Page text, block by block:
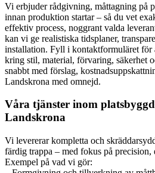
Vi erbjuder rådgivning, måttagning på
innan produktion startar – så du vet
effektiv process, noggrant valda
kan vi ge realistiska tidsplaner,
installation. Fyll i kontaktformuläret för
kring stil, material, förvaring, säkerhet
snabbt med förslag,
Landskrona med omnejd.
Våra tjänster inom
Landskrona
Vi levererar kompletta och
färdig trappa – med fokus på
Exempel på vad vi gör: